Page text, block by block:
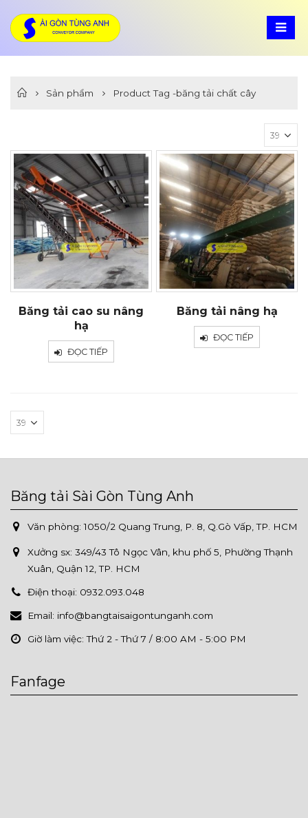
Sản phẩm Product Tag -băng tải chất cây
Băng tải cao su nâng
hạ
ĐỌC TIẾP
Băng tải nâng hạ
ĐỌC TIẾP
Băng tải Sài Gòn Tùng Anh
Văn phòng: 1050/2 Quang Trung, P. 8, Q.Gò Vấp, TP. HCM
Xưởng sx: 349/43 Tô Ngọc Vân, khu phố 5, Phường Thạnh
Xuân, Quận 12, TP. HCM
Điện thoại: 0932.093.048
Email: info@bangtaisaigontunganh.com
Giờ làm việc: Thứ 2 - Thứ 7 / 8:00 AM - 5:00 PM
Fanfage